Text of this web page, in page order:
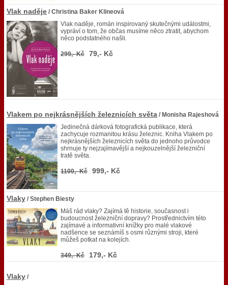
Vlak naděje / Christina Baker Klineová
Vlak naděje, román inspirovaný skutečnými událostmi,
vypráví o tom, že občas musíme něco ztratit, abychom
něco podstatného našli.
299,- Kč 79,- Kč
Vlakem po nejkrásnějších železnicích světa / Monisha Rajeshová
Jedinečná dárková fotografická publikace, která
zachycuje rozmanitou krásu železnic. Kniha Vlakem po
nejkrásnějších železnicích světa do jednoho průvodce
shrnuje ty nejzajímavější a nejkouzelnější železniční
tratě světa.
1100,- Kč 999,- Kč
Vlaky / Stephen Biesty
Máš rád vlaky? Zajímá tě historie, současnost i
budoucnost železniční dopravy? Prostřednictvím této
zajímavé a informativní knížky pro malé vlakové
nadšence se seznámíš s osmi různými stroji, které
můžeš potkat na kolejích.
349,- Kč 179,- Kč
Vlaky /